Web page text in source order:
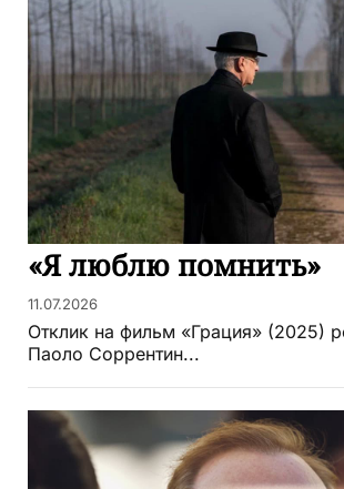
«Я люблю помнить»
11.07.2026
Отклик на фильм «Грация» (2025)
Паоло Соррентин...